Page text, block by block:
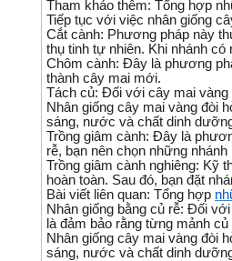
Tham khảo thêm: Tổng hợp
Tiếp tục với việc nhân giống
Cắt cành: Phương pháp này
thụ tinh tự nhiên. Khi nhánh
Chôm cành: Đây là phương
thành cây mai mới.
Tách củ: Đối với cây mai vàng
Nhân giống cây mai vàng đòi
sáng, nước và chất dinh
Trồng giâm cành: Đây là
rễ, bạn nên chọn những
Trồng giâm cành nghiêng: Kỹ
hoàn toàn. Sau đó, bạn đặt
Bài viết liên quan: Tổng hợp
Nhân giống bằng củ rễ: Đối
là đảm bảo rằng từng mảnh
Nhân giống cây mai vàng đòi
sáng, nước và chất dinh